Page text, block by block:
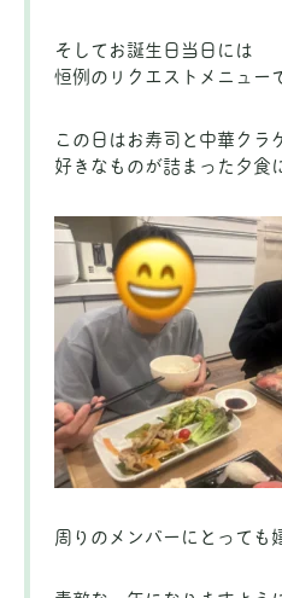
そしてお誕生日当日には
恒例のリクエストメニュー
この日はお寿司と中華クラ
好きなものが詰まった夕食
周りのメンバーにとっても